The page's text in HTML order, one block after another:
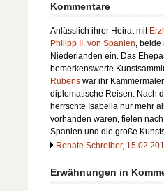
Kommentare
Anlässlich ihrer Heirat mit
Philipp II. von Spanien, beide
Niederlanden ein. Das
bemerkenswerte
Rubens war ihr
diplomatische Reisen. Nach
herrschte Isabella nur mehr
vorhanden waren, fielen
Spanien und die große
Renate Schreiber,
Erwähnungen in